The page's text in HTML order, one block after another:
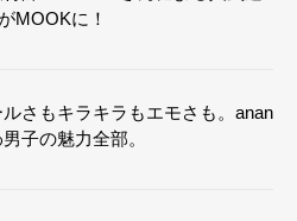
MOOKに！
さもキラキラもエモさも。anan
子の魅力全部。